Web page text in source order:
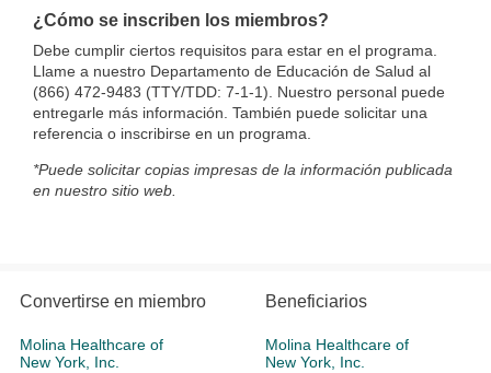
¿Cómo se inscriben los miembros?
Debe cumplir ciertos requisitos para estar en el programa.
Llame a nuestro Departamento de Educación de Salud al
(866) 472-9483 (TTY/TDD: 7-1-1). Nuestro personal puede
entregarle más información. También puede solicitar una
referencia o inscribirse en un programa.
*Puede solicitar copias impresas de la información publicada
en nuestro sitio web.
Convertirse en miembro
Molina Healthcare of
New York, Inc.
Beneficiarios
Molina Healthcare of
New York, Inc.